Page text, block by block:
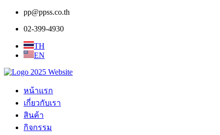
pp@ppss.co.th
02-399-4930
TH
EN
หน้าแรก
เกี่ยวกับเรา
สินค้า
กิจกรรม